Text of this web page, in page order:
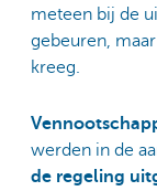
meteen bij de
gebeuren,
kreeg.
werden in de
de regeling